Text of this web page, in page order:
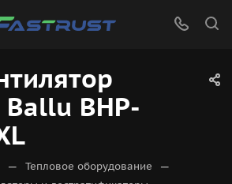
BHP-
— Тепловое оборудование —